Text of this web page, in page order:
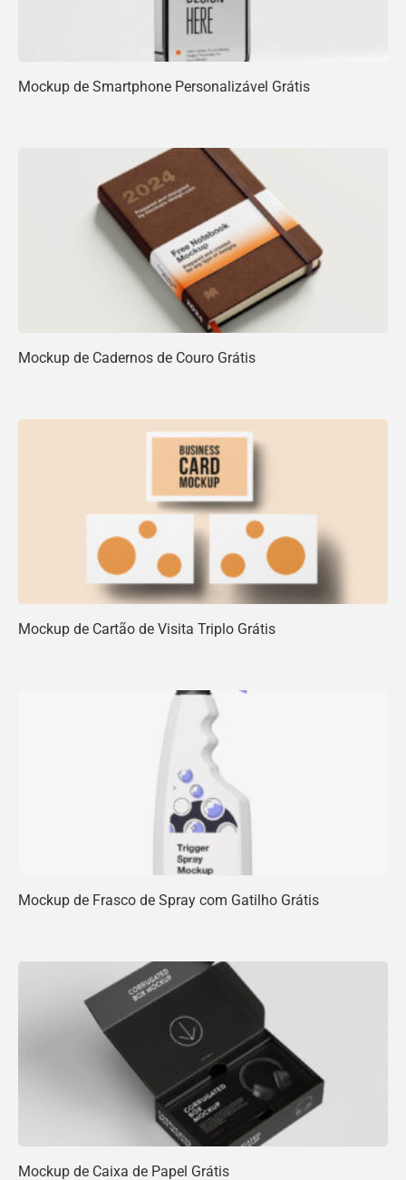
Mockup de Smartphone Personalizável Grátis
Mockup de Cadernos de Couro Grátis
Mockup de Cartão de Visita Triplo Grátis
Mockup de Frasco de Spray com Gatilho Grátis
Mockup de Caixa de Papel Grátis